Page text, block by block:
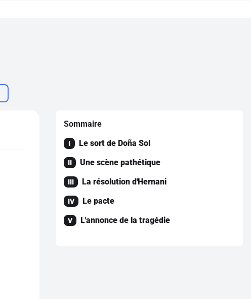
Sommaire
I Le sort de Doña Sol
II Une scène pathétique
III La résolution d'Hernani
IV Le pacte
V L'annonce de la tragédie